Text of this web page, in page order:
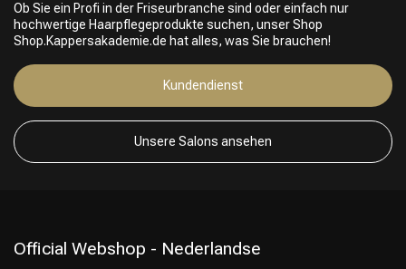
Ob Sie ein Profi in der Friseurbranche sind oder einfach nur
hochwertige Haarpflegeprodukte suchen, unser Shop
Shop.Kappersakademie.de hat alles, was Sie brauchen!
Kundendienst
Unsere Salons ansehen
Official Webshop - Nederlandse